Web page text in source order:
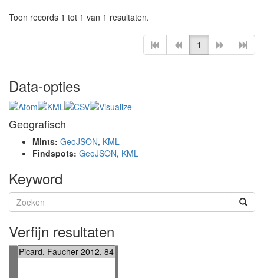
Toon records 1 tot 1 van 1 resultaten.
1
Data-opties
Geografisch
Mints: GeoJSON, KML
Findspots: GeoJSON, KML
Keyword
Verfijn resultaten